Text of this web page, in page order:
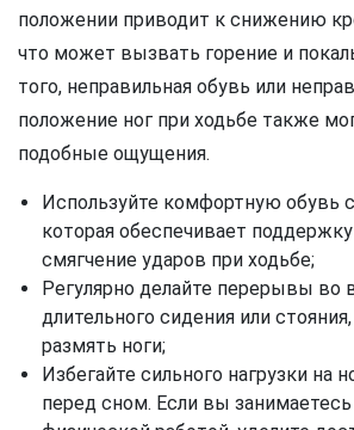
положении приводит к снижению
что может вызвать горение и
того, неправильная обувь или
положение ног при ходьбе также
подобные ощущения.
Используйте комфортную обувь
которая обеспечивает
смягчение ударов при ходьбе;
Регулярно делайте перерывы во
длительного сидения или
размять ноги;
Избегайте сильного нагрузки на
перед сном. Если вы